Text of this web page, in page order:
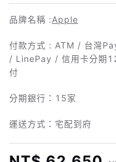
品牌名稱 :Apple
付款方式 : ATM / 台灣
/ LinePay / 信用卡分期
付
分期銀行： 15家
運送方式：宅配到府